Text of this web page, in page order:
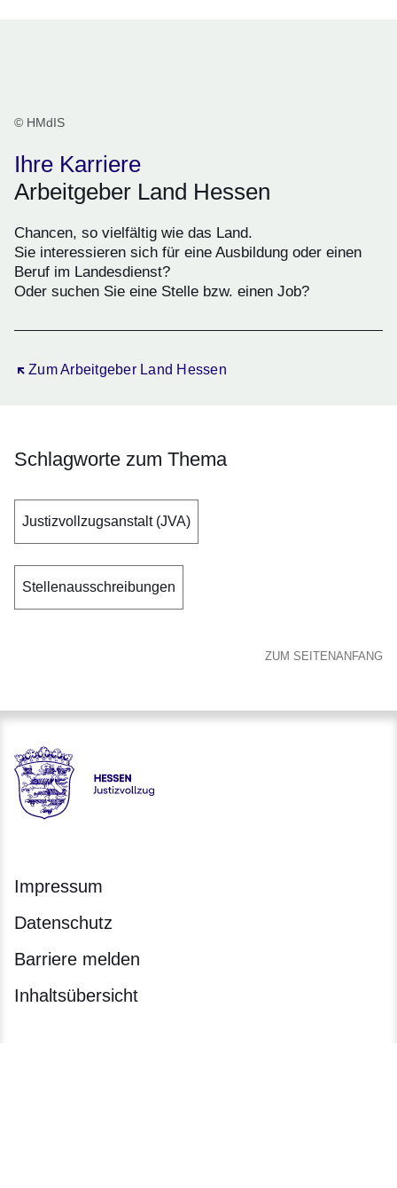
© HMdIS
Ihre Karriere
Arbeitgeber Land Hessen
Chancen, so vielfältig wie das Land.
Sie interessieren sich für eine Ausbildung oder einen
Beruf im Landesdienst?
Oder suchen Sie eine Stelle bzw. einen Job?
Zum Arbeitgeber Land Hessen
Öffnet sich in einem neuen Fenster
Schlagworte zum Thema
Justizvollzugsanstalt (JVA)
Stellenausschreibungen
ZUM SEITENANFANG
Hessen - Justizvollzug Hessen
Impressum
Datenschutz
Barriere melden
Inhaltsübersicht